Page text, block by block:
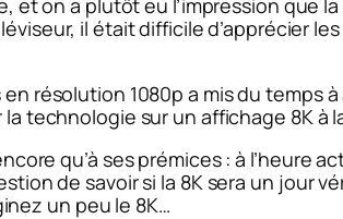
et on a plutôt eu l’impression que
il était difficile d’apprécier
résolution 1080p a mis du
technologie sur un affichage 8K à
qu’à ses prémices : à
de savoir si la 8K sera un jour
un peu le 8K…